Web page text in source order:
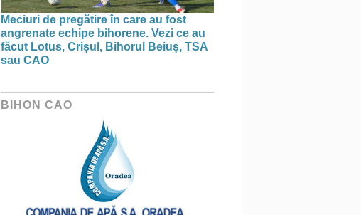
Meciuri de pregătire în care au fost
angrenate echipe bihorene. Vezi ce au
făcut Lotus, Crișul, Bihorul Beiuș, TSA
sau CAO
BIHON CAO